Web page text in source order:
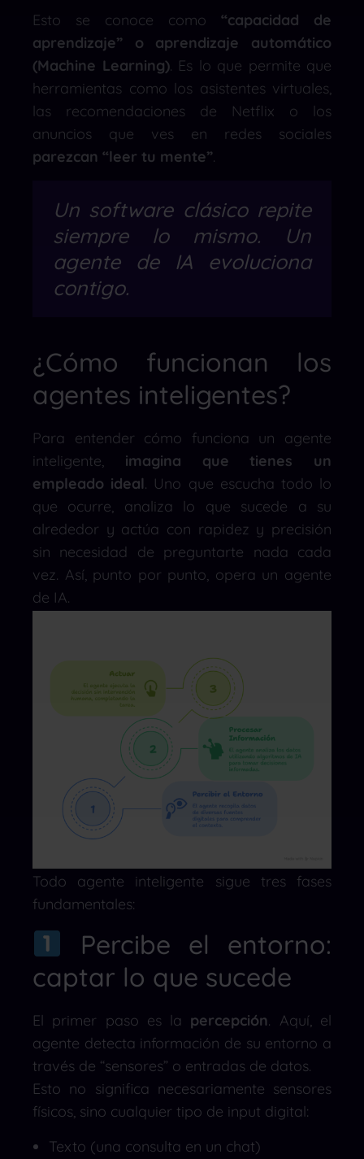
Esto se conoce como “capacidad de
aprendizaje” o aprendizaje automático
(Machine Learning). Es lo que permite que
herramientas como los asistentes virtuales,
las recomendaciones de Netflix o los
anuncios que ves en redes sociales
parezcan “leer tu mente”.
Un software clásico repite
siempre lo mismo. Un
agente de IA evoluciona
contigo.
¿Cómo funcionan los
agentes inteligentes?
Para entender cómo funciona un agente
inteligente, imagina que tienes un
empleado ideal. Uno que escucha todo lo
que ocurre, analiza lo que sucede a su
alrededor y actúa con rapidez y precisión
sin necesidad de preguntarte nada cada
vez. Así, punto por punto, opera un agente
de IA.
Todo agente inteligente sigue tres fases
fundamentales:
Percibe el entorno:
captar lo que sucede
El primer paso es la percepción. Aquí, el
agente detecta información de su entorno a
través de “sensores” o entradas de datos.
Esto no significa necesariamente sensores
físicos, sino cualquier tipo de input digital:
Texto (una consulta en un chat)